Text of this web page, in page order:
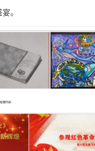
。